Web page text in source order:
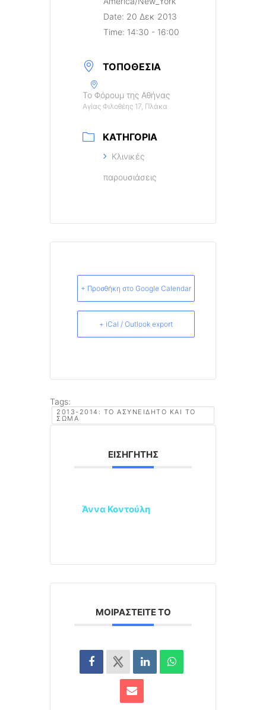
Date: 20 Δεκ 2013
Time: 14:30 - 16:00
ΤΟΠΟΘΕΣΊΑ
Το Φόρουμ της Αθήνας
Αγίας Φιλοθέης 17, Πλάκα
ΚΑΤΗΓΟΡΊΑ
Κλινικές
παρουσιάσεις
+ Προσθήκη στο Google Calendar
+ iCal / Outlook export
Tags:
2013-2014: ΤΟ ΑΣΥΝΕΊΔΗΤΟ ΚΑΙ ΤΟ
ΣΏΜΑ
ΕΙΣΗΓΗΤΉΣ
Άννα Κοντούλη
ΜΟΙΡΑΣΤΕΊΤΕ ΤΟ